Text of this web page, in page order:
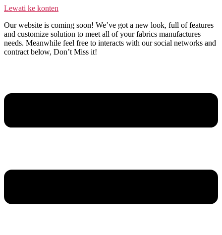
Lewati ke konten
Our website is coming soon! We’ve got a new look, full of features
and customize solution to meet all of your fabrics manufactures
needs. Meanwhile feel free to interacts with our social networks and
contract below, Don’t Miss it!